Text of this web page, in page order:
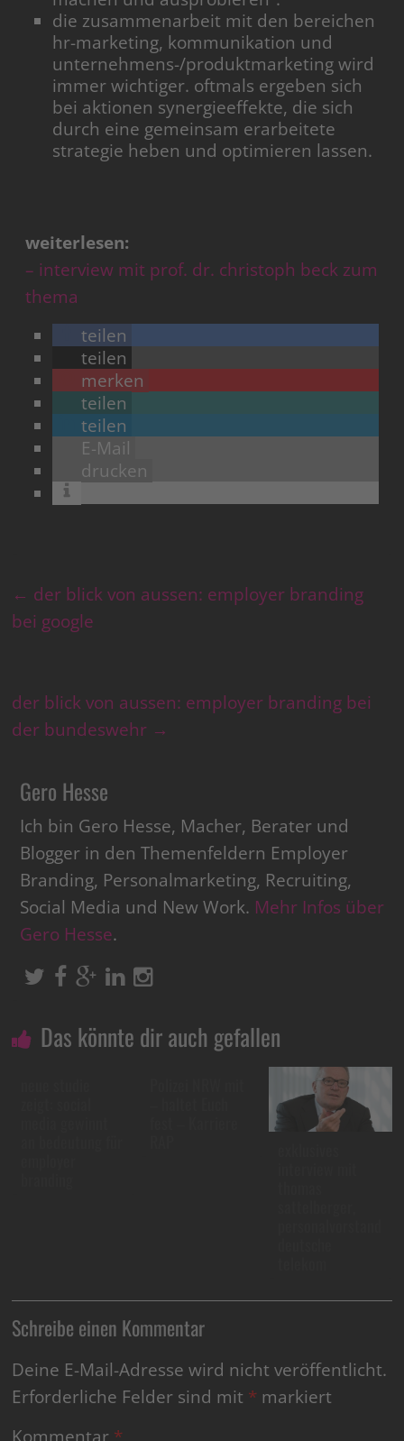
die zusammenarbeit mit den bereichen
hr-marketing, kommunikation und
unternehmens-/produktmarketing wird
immer wichtiger. oftmals ergeben sich
bei aktionen synergieeffekte, die sich
durch eine gemeinsam erarbeitete
strategie heben und optimieren lassen.
weiterlesen:
– interview mit prof. dr. christoph beck zum
thema
teilen
teilen
merken
teilen
teilen
E-Mail
drucken
← der blick von aussen: employer branding
bei google
der blick von aussen: employer branding bei
der bundeswehr →
Gero Hesse
Ich bin Gero Hesse, Macher, Berater und
Blogger in den Themenfeldern Employer
Branding, Personalmarketing, Recruiting,
Social Media und New Work. Mehr Infos über
Gero Hesse.
Das könnte dir auch gefallen
Schreibe einen Kommentar
Deine E-Mail-Adresse wird nicht veröffentlicht.
Erforderliche Felder sind mit * markiert